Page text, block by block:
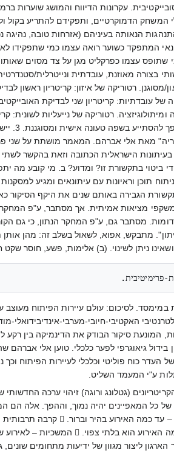
עקרונות הדיווח והמושג שוערות
המשחק הדמוקרטיים, ותפקידם להתריע בקול
הנאותה בעיניהם (אזרחות טובה, נהיגה
המתפקד כשוער רואה עצמו כמי שתפקידו
שתופס עצמו כפרקליט מגן על צד מסוים
בצורה מאוזנת, עובדתית ונייטרלית/
מסוגנן. רטוריקה של איזון: קריטריון
של עובדתיות: קריטריון שני לבדיקת
ומיתולוגיזציה. רטוריקה של נייעליות
בעיתונות הישראלית הכתובה וזאת בהקשר
ביטוי בתקשורת זו? ומדוע? ב. מי קובע
תוכן וראיונות עם עיתונאים ומגיע
הגבירה באותם שנים את היקף הסיקור
מציאות אמיתית. אך מסתבר, ע"פ המחקר
מסתבר גם, ע"פ המחקר הנתון, כי גם
מתבקש, אפוא, לשאול בשלב זה: מהן
ניתן לשינוי. (ב) אלימות, פשע, חוסר
פרימיטיבית.
לסיכום: עולם עיירות הפיתוח מעוצב
האקטיבי-חיובי-מערבי-
המונעת סיקור הבודק את הדינמיקה בין
גיאוגרפי לפער כלכלי. טוען אלי אברהם
העדר כוח פוליטי וכלכלי לעיירות הפיתוח
ע"י המעמד השליט.
המושג חדשות עפ"י 12 הקריטריונים (גטלונג ורוגה)